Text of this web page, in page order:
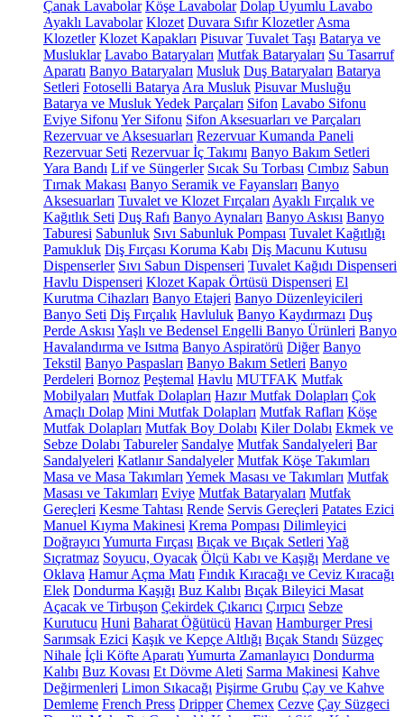
Çanak Lavabolar Köşe Lavabolar Dolap Uyumlu Lavabo
Ayaklı Lavabolar Klozet Duvara Sıfır Klozetler Asma
Klozetler Klozet Kapakları Pisuvar Tuvalet Taşı Batarya ve
Musluklar Lavabo Bataryaları Mutfak Bataryaları Su Tasarruf
Aparatı Banyo Bataryaları Musluk Duş Bataryaları Batarya
Setleri Fotoselli Batarya Ara Musluk Pisuvar Musluğu
Batarya ve Musluk Yedek Parçaları Sifon Lavabo Sifonu
Eviye Sifonu Yer Sifonu Sifon Aksesuarları ve Parçaları
Rezervuar ve Aksesuarları Rezervuar Kumanda Paneli
Rezervuar Seti Rezervuar İç Takımı Banyo Bakım Setleri
Yara Bandı Lif ve Süngerler Sıcak Su Torbası Cımbız Sabun
Tırnak Makası Banyo Seramik ve Fayansları Banyo
Aksesuarları Tuvalet ve Klozet Fırçaları Ayaklı Fırçalık ve
Kağıtlık Seti Duş Rafı Banyo Aynaları Banyo Askısı Banyo
Taburesi Sabunluk Sıvı Sabunluk Pompası Tuvalet Kağıtlığı
Pamukluk Diş Fırçası Koruma Kabı Diş Macunu Kutusu
Dispenserler Sıvı Sabun Dispenseri Tuvalet Kağıdı Dispenseri
Havlu Dispenseri Klozet Kapak Örtüsü Dispenseri El
Kurutma Cihazları Banyo Etajeri Banyo Düzenleyicileri
Banyo Seti Diş Fırçalık Havluluk Banyo Kaydırmazı Duş
Perde Askısı Yaşlı ve Bedensel Engelli Banyo Ürünleri Banyo
Havalandırma ve Isıtma Banyo Aspiratörü Diğer Banyo
Tekstil Banyo Paspasları Banyo Bakım Setleri Banyo
Perdeleri Bornoz Peştemal Havlu MUTFAK Mutfak
Mobilyaları Mutfak Dolapları Hazır Mutfak Dolapları Çok
Amaçlı Dolap Mini Mutfak Dolapları Mutfak Rafları Köşe
Mutfak Dolapları Mutfak Boy Dolabı Kiler Dolabı Ekmek ve
Sebze Dolabı Tabureler Sandalye Mutfak Sandalyeleri Bar
Sandalyeleri Katlanır Sandalyeler Mutfak Köşe Takımları
Masa ve Masa Takımları Yemek Masası ve Takımları Mutfak
Masası ve Takımları Eviye Mutfak Bataryaları Mutfak
Gereçleri Kesme Tahtası Rende Servis Gereçleri Patates Ezici
Manuel Kıyma Makinesi Krema Pompası Dilimleyici
Doğrayıcı Yumurta Fırçası Bıçak ve Bıçak Setleri Yağ
Sıçratmaz Soyucu, Oyacak Ölçü Kabı ve Kaşığı Merdane ve
Oklava Hamur Açma Matı Fındık Kıracağı ve Ceviz Kıracağı
Elek Dondurma Kaşığı Buz Kalıbı Bıçak Bileyici Masat
Açacak ve Tirbuşon Çekirdek Çıkarıcı Çırpıcı Sebze
Kurutucu Huni Baharat Öğütücü Havan Hamburger Presi
Sarımsak Ezici Kaşık ve Kepçe Altlığı Bıçak Standı Süzgeç
Nihale İçli Köfte Aparatı Yumurta Zamanlayıcı Dondurma
Kalıbı Buz Kovası Et Dövme Aleti Sarma Makinesi Kahve
Değirmenleri Limon Sıkacağı Pişirme Grubu Çay ve Kahve
Demleme French Press Dripper Chemex Cezve Çay Süzgeci